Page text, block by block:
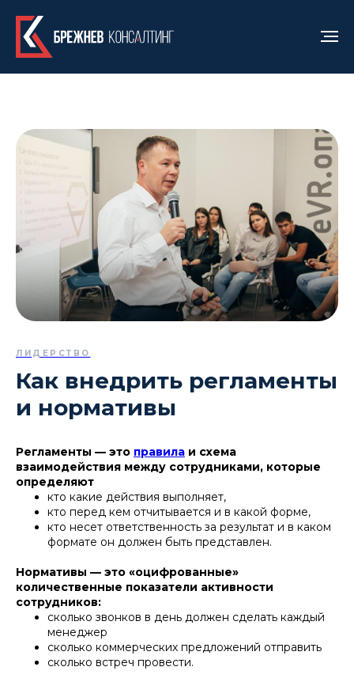
ЛИДЕРСТВО
Как внедрить регламенты
и нормативы
Регламенты — это правила и схема
взаимодействия между сотрудниками, которые
определяют
кто какие действия выполняет,
кто перед кем отчитывается и в какой форме,
кто несет ответственность за результат и в каком
формате он должен быть представлен.
Нормативы — это «оцифрованные»
количественные показатели активности
сотрудников:
сколько звонков в день должен сделать каждый
менеджер
сколько коммерческих предложений отправить
сколько встреч провести.